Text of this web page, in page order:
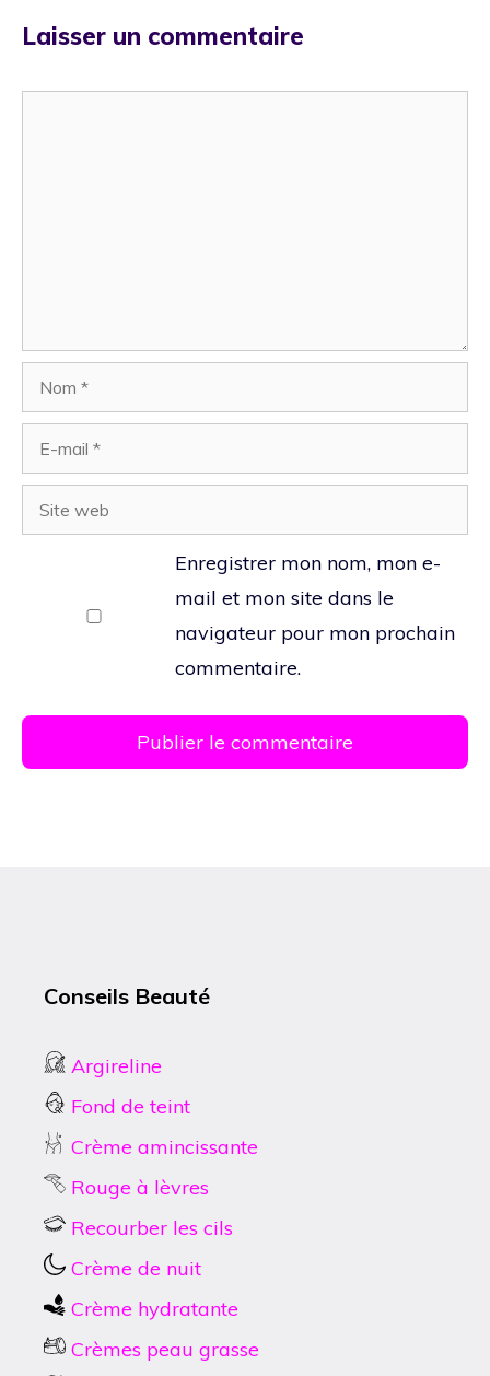
Laisser un commentaire
Nom
mail
Site
web
Enregistrer mon nom, mon e-
mail et mon site dans le
navigateur pour mon prochain
commentaire.
Conseils Beauté
Argireline
Fond de teint
Crème amincissante
Rouge à lèvres
Recourber les cils
Crème de nuit
Crème hydratante
Crèmes peau grasse